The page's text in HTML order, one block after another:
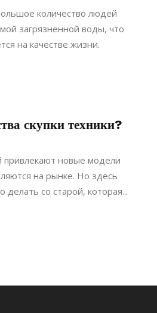
количество людей
загрязненной воды, что
на качестве жизни.
скупки техники?
привлекают новые модели
на рынке. Но здесь
делать со старой, которая...